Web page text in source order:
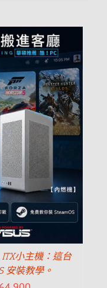
小主機：這台
安裝教學。